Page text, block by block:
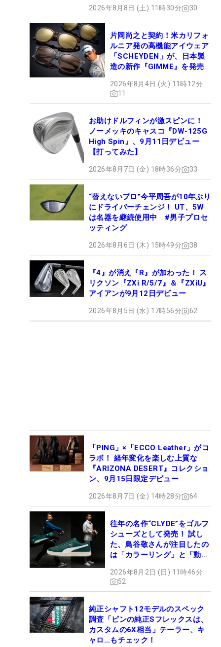
2026年8月8日 (土) 11時30分 30
片岡尚之と契約！米カリフォ
ルニア発の高機能アイウェア
「SCHEYDEN」が、日本製
造の新作『GIMME』を発売
2026年8月4日 (火) 11時12分
11
お助けドルフィンが激スピンに！
ノーメッキのキャスコ『DW-125G
High Spin』、9月11日デビュー
【打ってみた】
2026年8月7日 (金) 18時36分 33
“替えないプロ”今平周吾が10年ぶり
にドライバーチェンジ！ UT、5W
は名器を継続使用中 #男子プロセ
ッティング
2026年8月6日 (木) 15時49分 38
『4』が消え『R』が加わった！ ス
リクソン『ZXi R/5/7』＆『ZXiU』
アイアンが9月12日デビュー
2026年8月5日 (水) 17時56分 62
「PING」×「ECCO Leather」がコ
ラボ！ 経年変化を楽しむ上質な
『ARIZONA DESERT』コレクショ
ン、9月15日限定デビュー
2026年8月7日 (金) 14時28分 64
往年の名作“CLYDE”をゴルフ
シューズとして発売！ 試し
た、鳥谷敬さんが注目したの
は「カラーリング」と「動き
2026年8月2日 (日) 11時46分
52
純正シャフト12モデルのスペック
調査「ピンの純正Sフレックスは、
カスタムの6X相当」テーラー、キ
ャロ…もチェック！